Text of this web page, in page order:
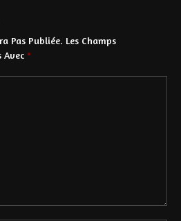
Pas Publiée. Les Champs
Avec *